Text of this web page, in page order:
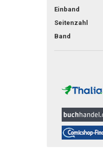
Einband
Seitenzahl
Band